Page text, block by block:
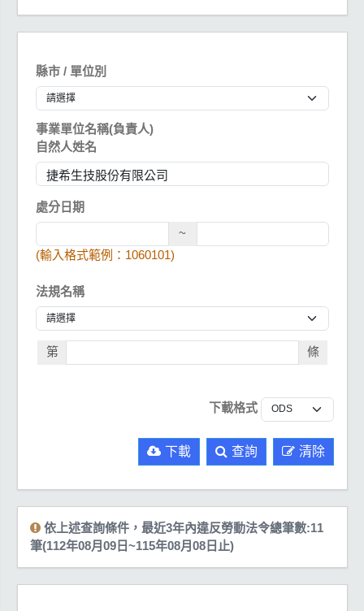
縣市 / 單位別
事業單位名稱(負責人)
自然人姓名
處分日期
~
(輸入格式範例：1060101)
法規名稱
第 條
下載格式
下載 查詢 清除
依上述查詢條件，最近3年內違反勞動法令總筆數:11
筆(112年08月09日~115年08月08日止)